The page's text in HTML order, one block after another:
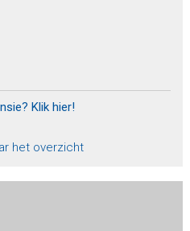
Klik hier!
het overzicht